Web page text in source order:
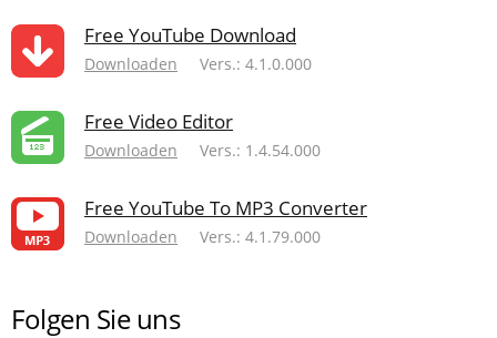
Free YouTube Download
Downloaden Vers.: 4.1.0.000
Free Video Editor
Downloaden Vers.: 1.4.54.000
Free YouTube To MP3 Converter
Downloaden Vers.: 4.1.79.000
Folgen Sie uns